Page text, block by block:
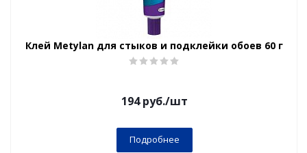
Клей Metylan для стыков и подклейки обоев 60 г
194руб./шт
Подробнее